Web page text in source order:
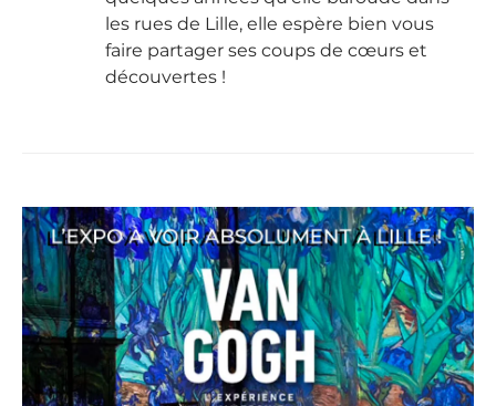
les rues de Lille, elle espère bien vous
faire partager ses coups de cœurs et
découvertes !